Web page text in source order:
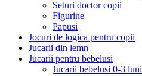
Seturi doctor copii
Figurine
Papusi
Jocuri de logica pentru copii
Jucarii din lemn
Jucarii pentru bebelusi
Jucarii bebelusi 0-3 luni